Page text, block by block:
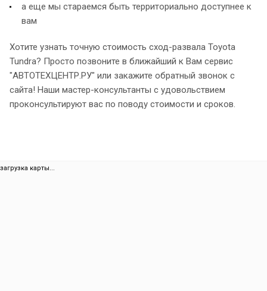
а еще мы стараемся быть территориально доступнее к
вам
Хотите узнать точную стоимость сход-развала Toyota
Tundra? Просто позвоните в ближайший к Вам сервис
"АВТОТЕХЦЕНТР.РУ" или закажите обратный звонок с
сайта! Наши мастер-консультанты с удовольствием
проконсультируют вас по поводу стоимости и сроков.
загрузка карты...